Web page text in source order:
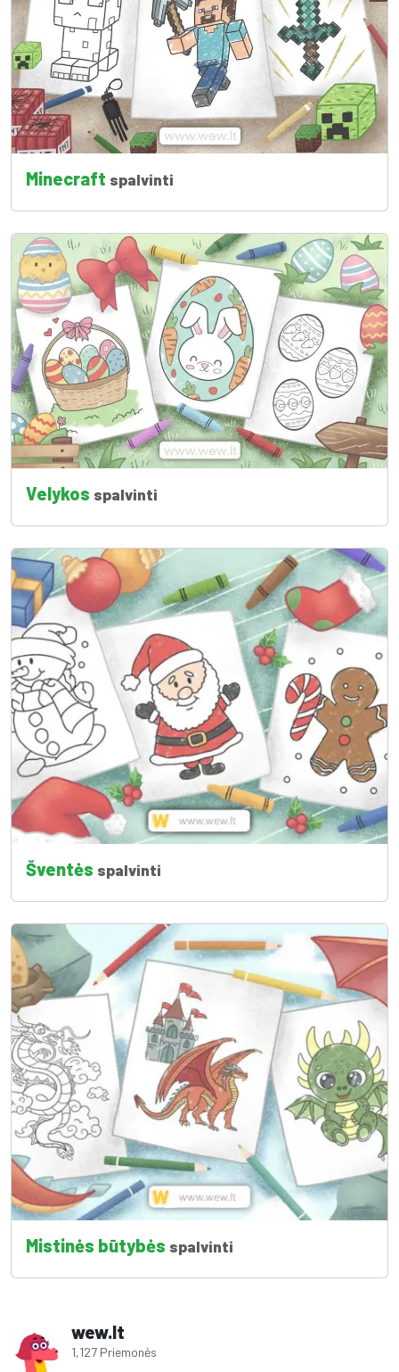
Minecraft spalvinti
Velykos spalvinti
Šventės spalvinti
Mistinės būtybės spalvinti
wew.lt
1,127 Priemonės